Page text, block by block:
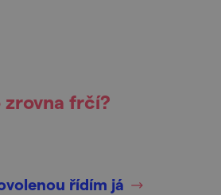
zrovna frčí?
řídím já